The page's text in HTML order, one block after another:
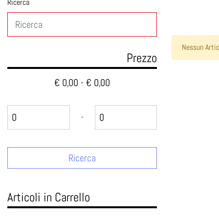
Ricerca
Prezzo
€ 0,00 - € 0,00
Prezzo minimo - Prezzo massimo
Articoli in Carrello
Nessun